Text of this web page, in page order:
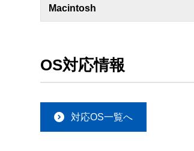
Macintosh
OS対応情報
対応OS一覧へ